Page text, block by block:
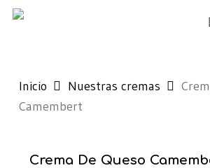
Skip
Inicio Nuestras cremas
Camembert
Crema De Queso